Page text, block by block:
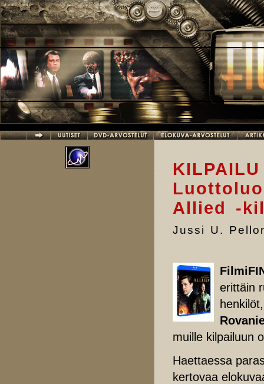
Hyppää pääsisältöön
Allied -
Jussi U.
erittäin
muille kilpailuun
Haettaessa
kertovaa